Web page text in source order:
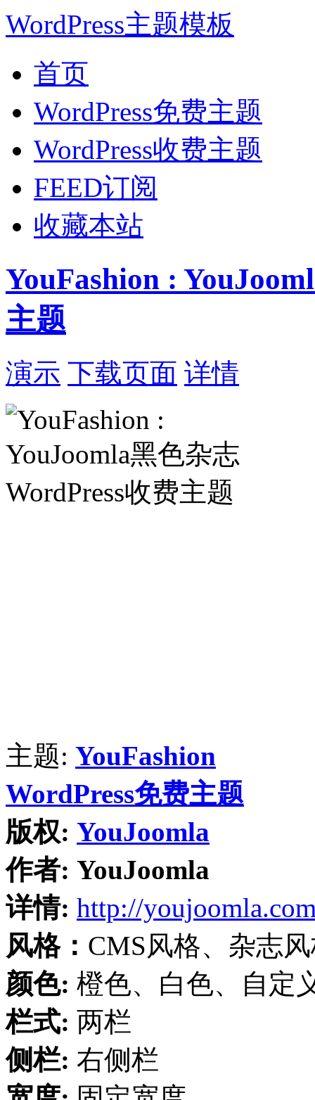
WordPress主题模板
首页
WordPress免费主题
WordPress收费主题
FEED订阅
收藏本站
YouFashion :
主题
演示 下载页面 详情
主题: YouFashion
WordPress免费主题
版权: YouJoomla
作者: YouJoomla
详情: http://
风格： CMS风格、杂志
颜色: 橙色、白色、自定
栏式: 两栏
侧栏: 右侧栏